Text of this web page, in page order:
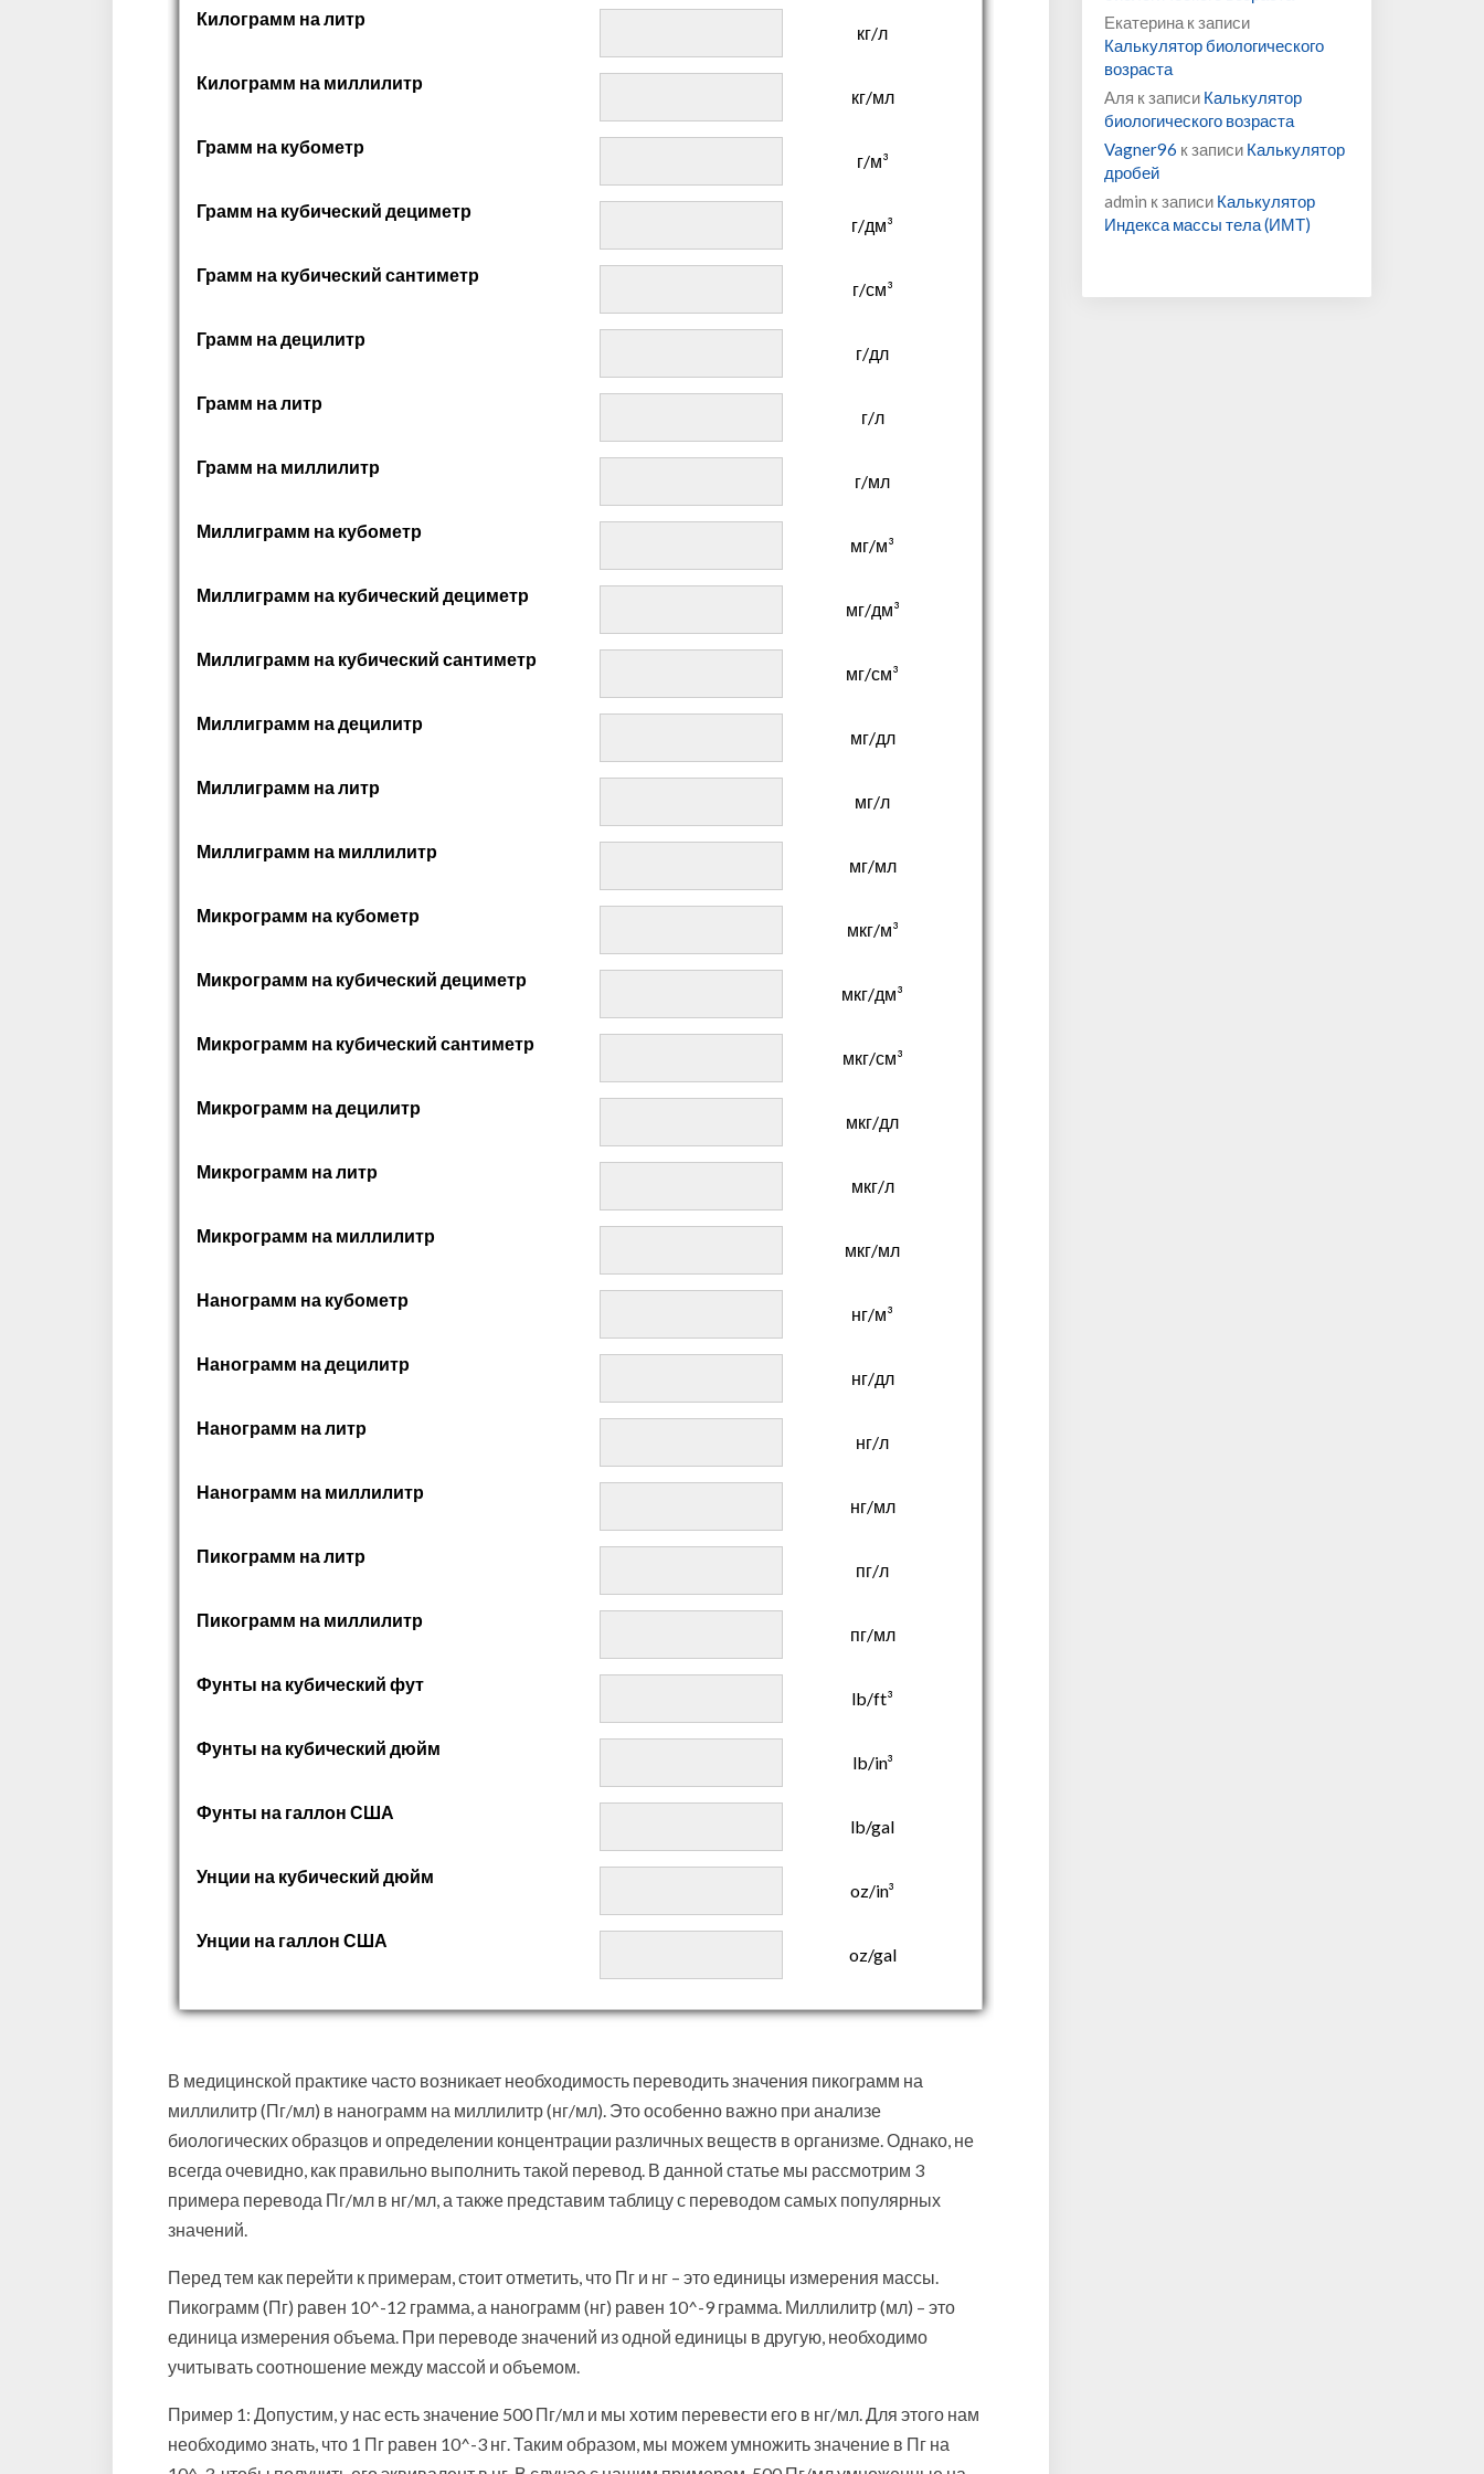
Килограмм на литр
кг/л
Килограмм на миллилитр
кг/мл
Грамм на кубометр
г/м³
Грамм на кубический дециметр
г/дм³
Грамм на кубический сантиметр
г/см³
Грамм на децилитр
г/дл
Грамм на литр
г/л
Грамм на миллилитр
г/мл
Миллиграмм на кубометр
мг/м³
Миллиграмм на кубический дециметр
мг/дм³
Миллиграмм на кубический сантиметр
мг/см³
Миллиграмм на децилитр
мг/дл
Миллиграмм на литр
мг/л
Миллиграмм на миллилитр
мг/мл
Микрограмм на кубометр
мкг/м³
Микрограмм на кубический дециметр
мкг/дм³
Микрограмм на кубический сантиметр
мкг/см³
Микрограмм на децилитр
мкг/дл
Микрограмм на литр
мкг/л
Микрограмм на миллилитр
мкг/мл
Нанограмм на кубометр
нг/м³
Нанограмм на децилитр
нг/дл
Нанограмм на литр
нг/л
Нанограмм на миллилитр
нг/мл
Пикограмм на литр
пг/л
Пикограмм на миллилитр
пг/мл
Фунты на кубический фут
lb/ft³
Фунты на кубический дюйм
lb/in³
Фунты на галлон США
lb/gal
Унции на кубический дюйм
oz/in³
Унции на галлон США
oz/gal
В медицинской практике часто возникает необходимость переводить значения пикограмм на
миллилитр (Пг/мл) в нанограмм на миллилитр (нг/мл). Это особенно важно при анализе
биологических образцов и определении концентрации различных веществ в организме. Однако, не
всегда очевидно, как правильно выполнить такой перевод. В данной статье мы рассмотрим 3
примера перевода Пг/мл в нг/мл, а также представим таблицу с переводом самых популярных
значений.
Перед тем как перейти к примерам, стоит отметить, что Пг и нг – это единицы измерения массы.
Пикограмм (Пг) равен 10^-12 грамма, а нанограмм (нг) равен 10^-9 грамма. Миллилитр (мл) – это
единица измерения объема. При переводе значений из одной единицы в другую, необходимо
учитывать соотношение между массой и объемом.
Пример 1: Допустим, у нас есть значение 500 Пг/мл и мы хотим перевести его в нг/мл. Для этого нам
необходимо знать, что 1 Пг равен 10^-3 нг. Таким образом, мы можем умножить значение в Пг на
Екатеринак записи
Калькулятор биологического
возраста
Аля к записи Калькулятор
биологического возраста
Vagner96 к записи Калькулятор
дробей
admin к записи Калькулятор
Индекса массы тела (ИМТ)